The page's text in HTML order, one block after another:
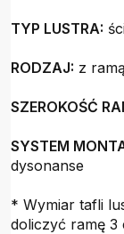
TYP LUSTRA:
RODZAJ: z ramą
SZEROKOŚĆ
SYSTEM
dysonanse
* Wymiar tafli
doliczyć ramę 3